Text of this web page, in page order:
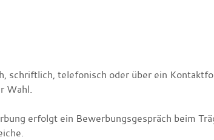
schriftlich, telefonisch oder über ein
Wahl.
erfolgt ein Bewerbungsgespräch beim